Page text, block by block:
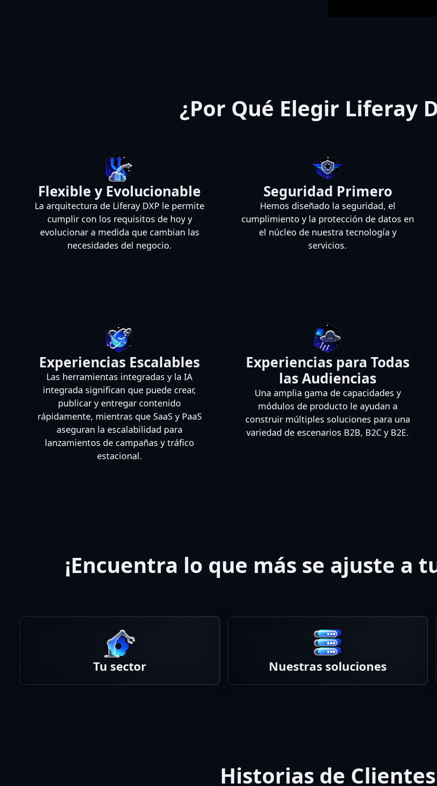
¿Por Qué Elegir Liferay
Flexible y Evolucionable
La arquitectura de Liferay DXP le permite
cumplir con los requisitos de hoy y
evolucionar a medida que cambian las
necesidades del negocio.
Seguridad Primero
Hemos diseñado la seguridad, el
cumplimiento y la protección de datos en
el núcleo de nuestra tecnología y
servicios.
Experiencias Escalables
Las herramientas integradas y la IA
integrada significan que puede crear,
publicar y entregar contenido
rápidamente, mientras que SaaS y PaaS
aseguran la escalabilidad para
lanzamientos de campañas y tráfico
estacional.
Experiencias para Todas
las Audiencias
Una amplia gama de capacidades y
módulos de producto le ayudan a
construir múltiples soluciones para una
variedad de escenarios B2B, B2C y B2E.
¡Encuentra lo que más se ajuste a
Tu sector Nuestras soluciones
Historias de Clientes